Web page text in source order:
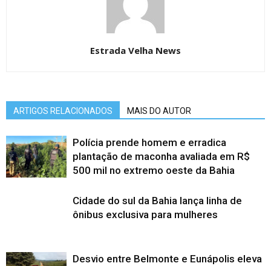
Estrada Velha News
ARTIGOS RELACIONADOS MAIS DO AUTOR
Polícia prende homem e erradica
plantação de maconha avaliada em R$
500 mil no extremo oeste da Bahia
Cidade do sul da Bahia lança linha de
ônibus exclusiva para mulheres
Desvio entre Belmonte e Eunápolis eleva